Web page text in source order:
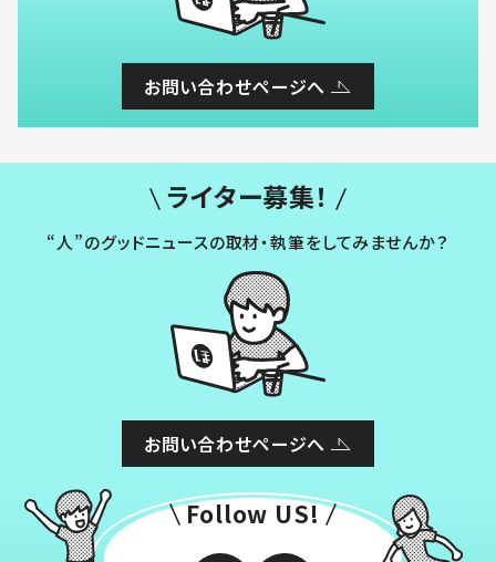
お問い合わせページへ
ライター募集！
“人”のグッドニュースの取材・執筆をしてみませんか？
お問い合わせページへ
Follow US!